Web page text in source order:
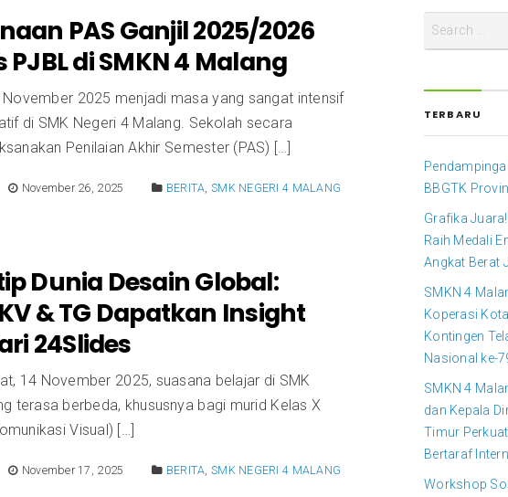
PAS Ganjil 2025/2026
PJBL di SMKN 4 Malang
2025 menjadi masa yang sangat intensif
di SMK Negeri 4 Malang. Sekolah secara
Penilaian Akhir Semester (PAS) […]
November 26, 2025 BERITA ,SMK NEGERI 4 MALANG
Dunia Desain Global:
& TG Dapatkan Insight
24Slides
14 November 2025, suasana belajar di SMK
terasa berbeda, khususnya bagi murid Kelas X
Visual) […]
November 17, 2025 BERITA,SMK NEGERI 4 MALANG
TERBARU
BBGTK
Grafika
Raih Medali
Angkat Berat
SMKN 4
Koperasi
Kontingen
Nasional ke-
SMKN 4
dan Kepala
Timur
Bertaraf
Workshop